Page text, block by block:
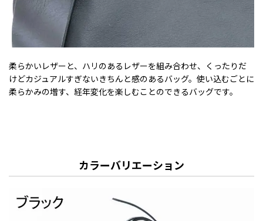
柔らかいレザーと、ハリのあるレザーを組み合わせ、くったりだ
けどカジュアルすぎないきちんと感のあるバッグ。使い込むごとに
柔らかみの増す、経年変化を楽しむことのできるバッグです。
カラーバリエーション